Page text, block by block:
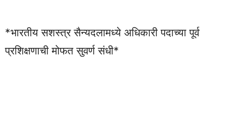
*भारतीय सशस्त्र सैन्यदलामध्ये अधिकारी पदाच्या पूर्व
प्रशिक्षणाची मोफत सुवर्ण संधी*